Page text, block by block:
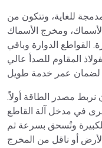
للغاية، وتتكون من
ومخرج الأسماك
القواطع الدوارة وباقي
المقاوم للصدأ عالي
مصدر الطاقة أولاً.
في مدخل آلة القاطع
وتُسحق بسرعة ثم